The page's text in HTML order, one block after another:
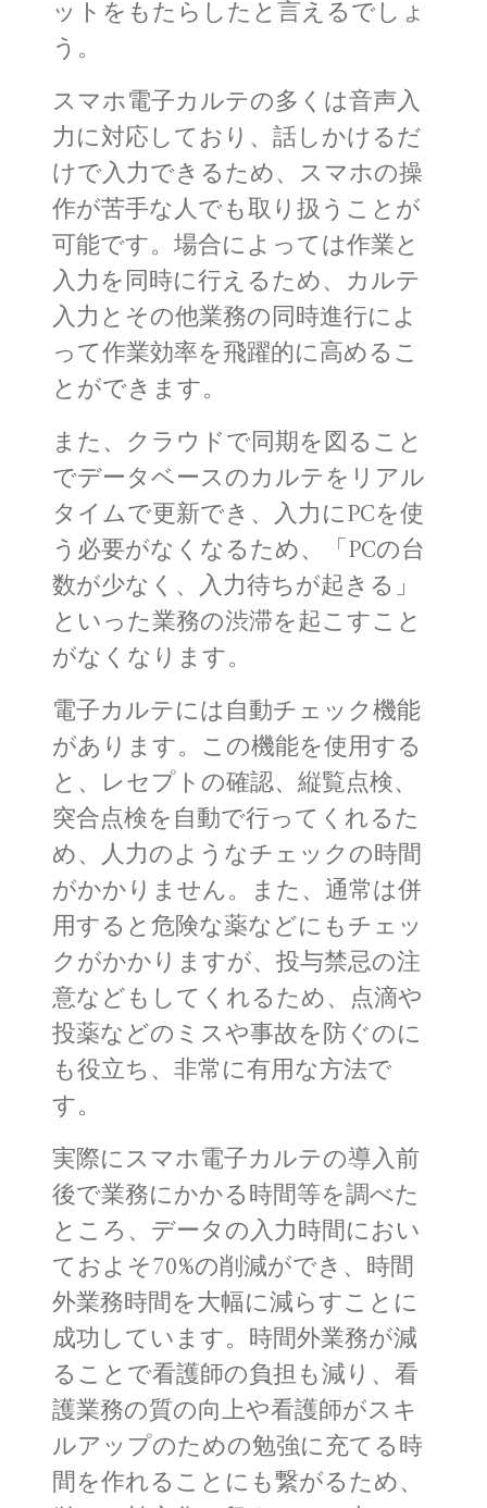
ットをもたらしたと言えるでしょ
う。
スマホ電子カルテの多くは音声入
力に対応しており、話しかけるだ
けで入力できるため、スマホの操
作が苦手な人でも取り扱うことが
可能です。場合によっては作業と
入力を同時に行えるため、カルテ
入力とその他業務の同時進行によ
って作業効率を飛躍的に高めるこ
とができます。
また、クラウドで同期を図ること
でデータベースのカルテをリアル
タイムで更新でき、入力にPCを使
う必要がなくなるため、「PCの台
数が少なく、入力待ちが起きる」
といった業務の渋滞を起こすこと
がなくなります。
電子カルテには自動チェック機能
があります。この機能を使用する
と、レセプトの確認、縦覧点検、
突合点検を自動で行ってくれるた
め、人力のようなチェックの時間
がかかりません。また、通常は併
用すると危険な薬などにもチェッ
クがかかりますが、投与禁忌の注
意などもしてくれるため、点滴や
投薬などのミスや事故を防ぐのに
も役立ち、非常に有用な方法で
す。
実際にスマホ電子カルテの導入前
後で業務にかかる時間等を調べた
ところ、データの入力時間におい
ておよそ70%の削減ができ、時間
外業務時間を大幅に減らすことに
成功しています。時間外業務が減
ることで看護師の負担も減り、看
護業務の質の向上や看護師がスキ
ルアップのための勉強に充てる時
間を作れることにも繋がるため、